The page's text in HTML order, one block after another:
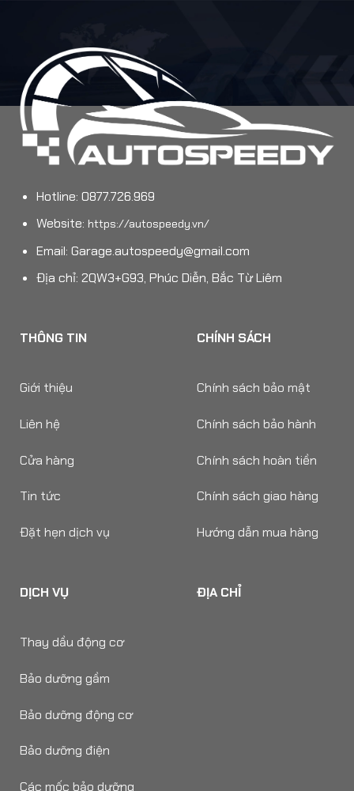
Hotline: 0877.726.969
Website: https://autospeedy.vn/
Email: Garage.autospeedy@gmail.com
Địa chỉ: 2QW3+G93, Phúc Diễn, Bắc Từ Liêm
THÔNG TIN
Giới thiệu
Liên hệ
Cửa hàng
Tin tức
Đặt hẹn dịch vụ
CHÍNH SÁCH
Chính sách bảo mật
Chính sách bảo hành
Chính sách hoàn tiền
Chính sách giao hàng
Hướng dẫn mua hàng
DỊCH VỤ
Thay dầu động cơ
Bảo dưỡng gầm
Bảo dưỡng động cơ
Bảo dưỡng điện
Các mốc bảo dưỡng
ĐỊA CHỈ